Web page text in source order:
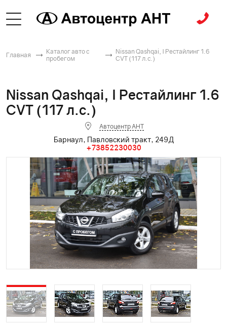
Главная
Каталог авто с
пробегом
Nissan Qashqai, I Рестайлинг 1.6
CVT (117 л.с.)
Nissan Qashqai, I Рестайлинг 1.6
CVT (117 л.с.)
Автоцентр АНТ
Барнаул, Павловский тракт, 249Д
+73852230030